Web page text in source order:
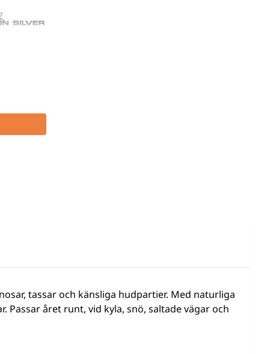
tassar och känsliga hudpartier. Med naturliga
året runt, vid kyla, snö, saltade vägar och